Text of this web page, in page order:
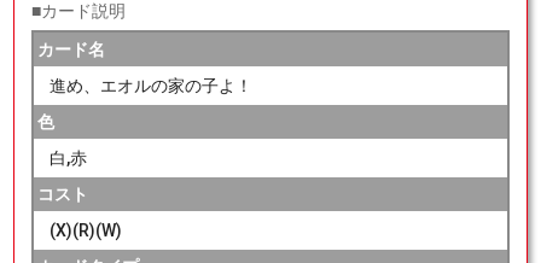
■カード説明
カード名
進め、エオルの家の子よ！
色
白,赤
コスト
(X)(R)(W)